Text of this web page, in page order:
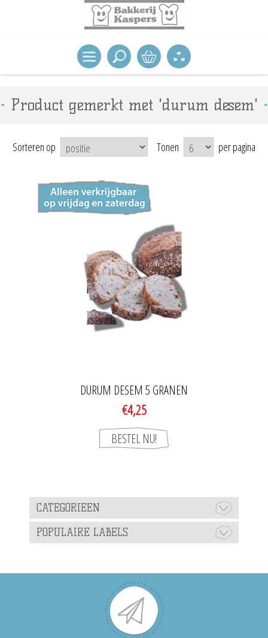
Product gemerkt met 'durum desem'
Sorteren op Tonen per pagina
DURUM DESEM 5 GRANEN
€4,25
CATEGORIEEN
POPULAIRE LABELS